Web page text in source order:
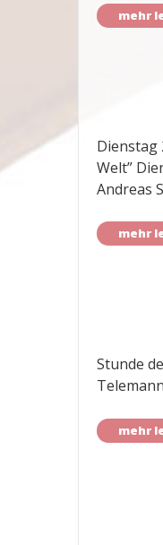
mehr
Dienstag
Welt”
Andreas
mehr
Stunde
mehr